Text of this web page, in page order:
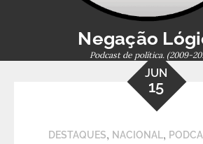
Negação
Podcast de política. (2009-
JUN
15
DESTAQUES, NACIONAL,